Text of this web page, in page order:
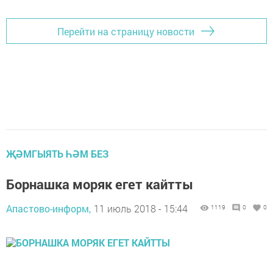
Перейти на страницу новости
ҖӘМГЫЯТЬ ҺӘМ БЕЗ
Борнашка моряк егет кайтты
Апастово-информ, 11 июль 2018 - 15:44 1119 0 0